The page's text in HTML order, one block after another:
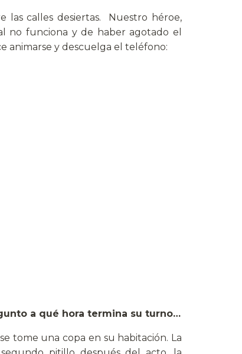
calles desiertas. Nuestro héroe,
funciona y de haber agotado el
animarse y descuelga el teléfono:
a qué hora termina su turno…
tome una copa en su habitación. La